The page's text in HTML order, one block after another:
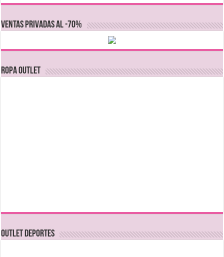
VENTAS PRIVADAS AL -70%
Ropa Outlet
OUTLET DEPORTES